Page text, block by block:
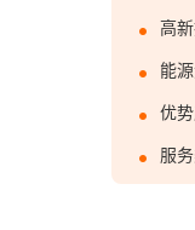
高
能
优
服